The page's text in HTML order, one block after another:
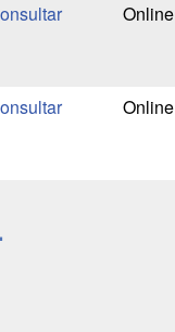
Online
Online